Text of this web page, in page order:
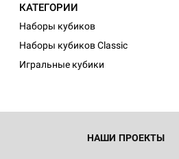
КАТЕГОРИИ
Наборы кубиков
Наборы кубиков Classic
Игральные кубики
НАШИ ПРОЕКТЫ